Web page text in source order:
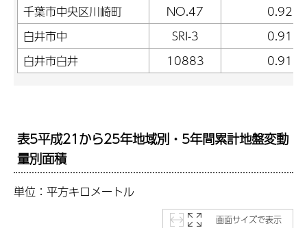
千葉市中央区川崎町
NO.47
0.92
白井市中
SRI-3
0.91
白井市白井
10883 0.91
表5平成21から25年地域別・5年間累計地盤変動
量別面積
単位：平方キロメートル
画面サイズで表示